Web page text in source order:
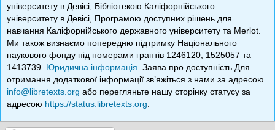
університету в Девісі, Бібліотекою Каліфорнійського
університету в Девісі, Програмою доступних рішень для
навчання Каліфорнійського державного університету та Merlot.
Ми також визнаємо попередню підтримку Національного
наукового фонду під номерами грантів 1246120, 1525057 та
1413739. Юридична інформація . Заява про доступність Для
отримання додаткової інформації зв’яжіться з нами за адресою
info@libretexts.org або перегляньте нашу сторінку статусу за
адресою https://status.libretexts.org